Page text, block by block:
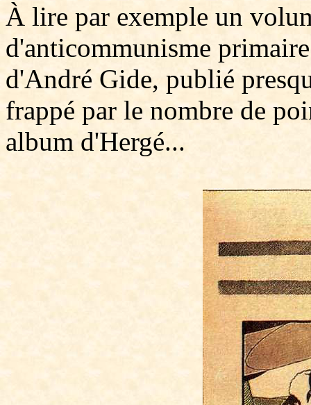
À lire par exemple un
d'anticommunisme
d'André Gide, publié
frappé par le nombre de
album d'Hergé...